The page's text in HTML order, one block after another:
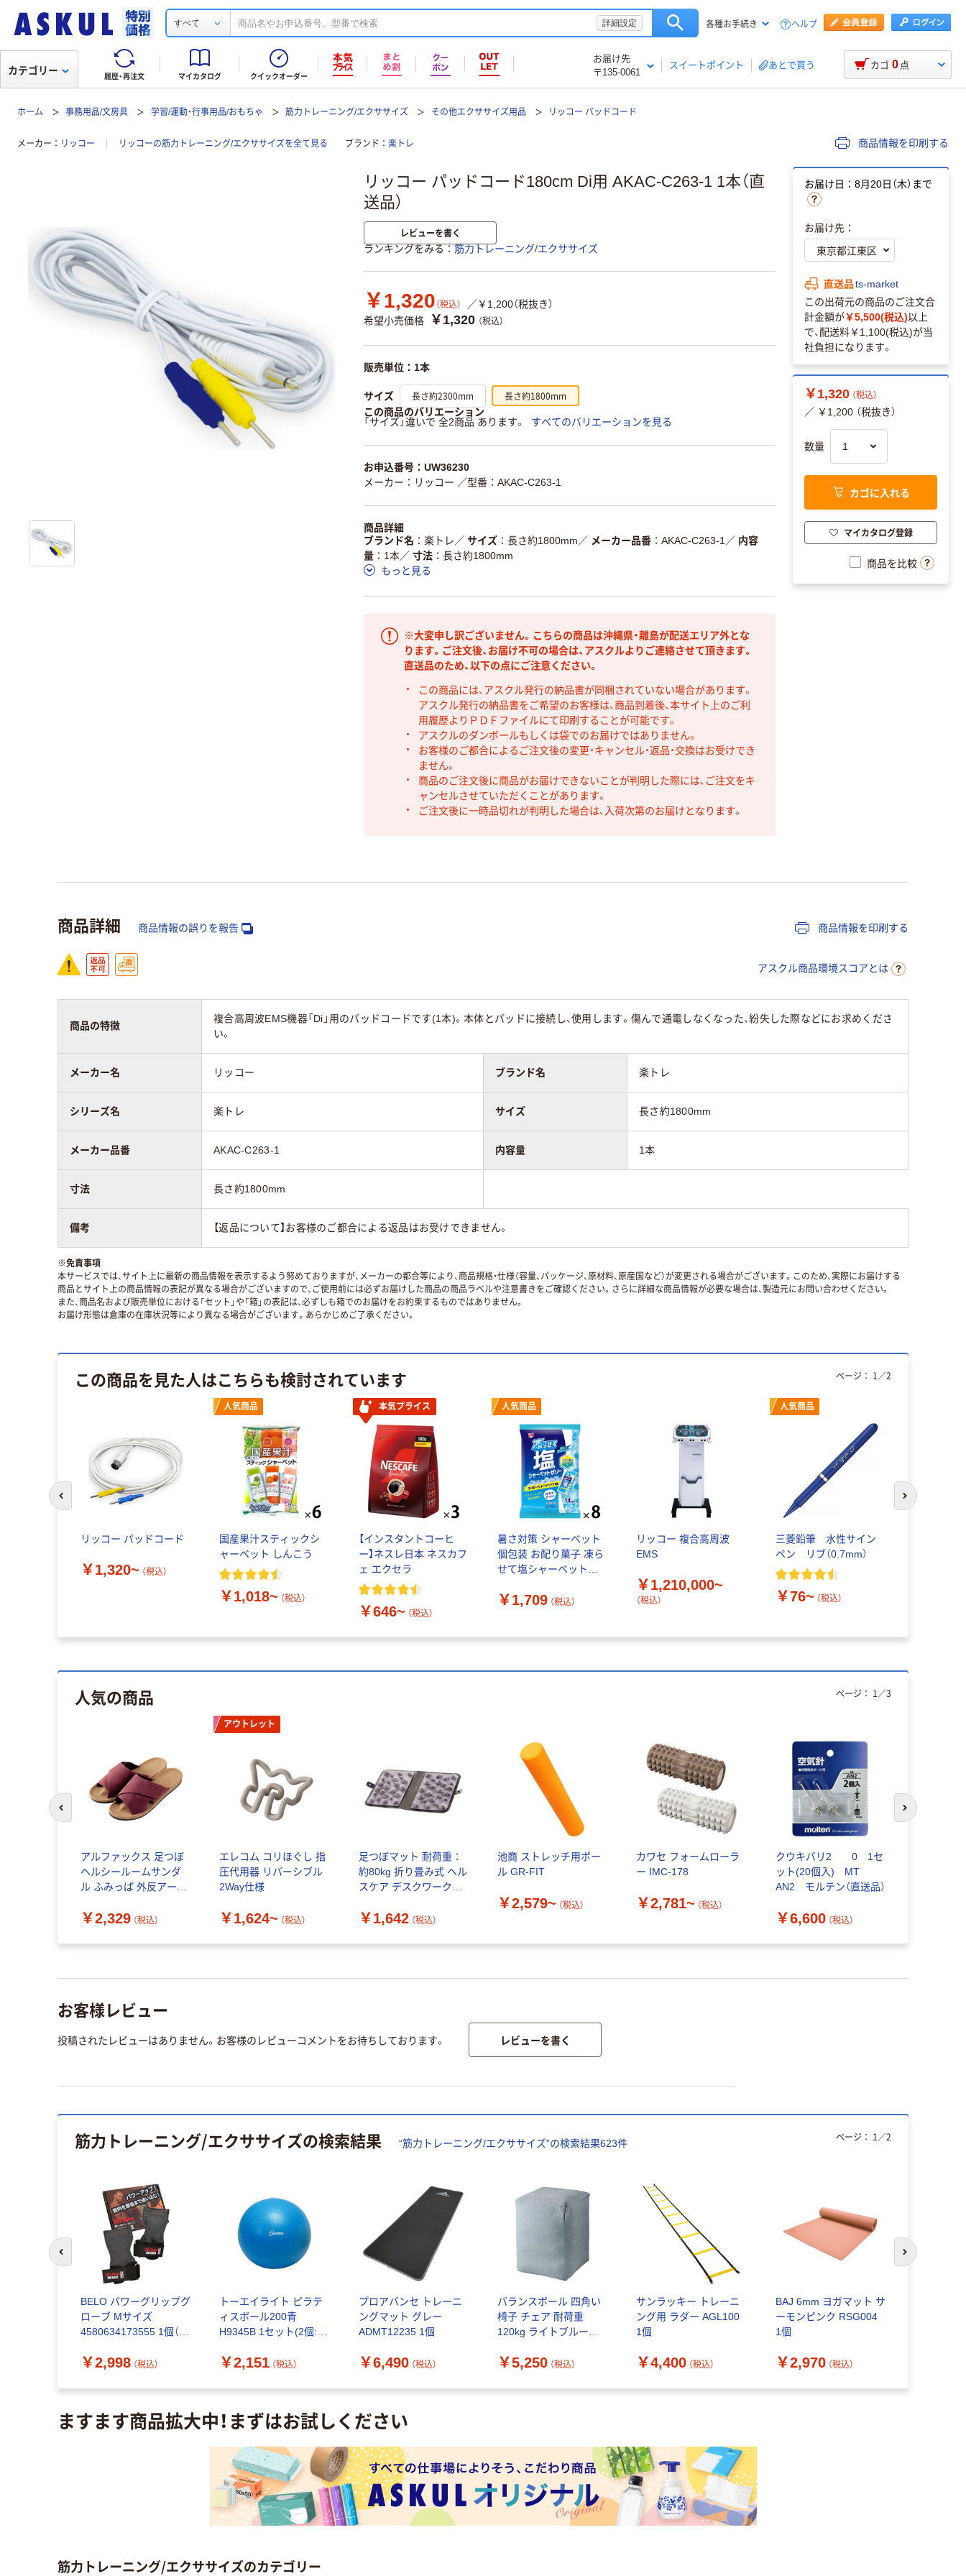
すべて 詳細設定 各種お手続き ヘルプ
履歴・再注文 マイカタログ クイックオーダー
お届け先
〒135-0061
スイートポイント あとで買う
カテゴリー カゴ 0 点
ホーム 事務用品/文房具 学習/運動・行事用品/おもちゃ 筋力トレーニング/エクササイズ その他エクササイズ用品 リッコー パッドコード
メーカー リッコー リッコーの筋力トレーニング/エクササイズを全て見る ブランド 楽トレ 商品情報を印刷する
リッコー パッドコード180cm Di用 AKAC-C263-1 1本（直
送品）
レビューを書く
ランキングをみる 筋力トレーニング/エクササイズ
￥1,320 （税込）
／￥1,200（税抜き）
希望小売価格
￥1,320 （税込）
販売単位：1本
サイズ 長さ約2300mm 長さ約1800mm
この商品のバリエーション
「サイズ」違いで 全2商品 あります。
すべてのバリエーションを見る
お申込番号：UW36230
メーカー：リッコー ／型番：AKAC-C263-1
商品詳細
ブランド名
楽トレ ／ サイズ 長さ約1800mm ／ メーカー品番 AKAC-C263-1 ／ 内容
量
1本／ 寸法
長さ約1800mm
もっと見る
※大変申し訳ございません。こちらの商品は沖縄県・離島が配送エリア外とな
ります。ご注文後、お届け不可の場合は、アスクルよりご連絡させて頂きます。
直送品のため、以下の点にご注意ください。
この商品には、アスクル発行の納品書が同梱されていない場合があります。
アスクル発行の納品書をご希望のお客様は、商品到着後、本サイト上のご利
用履歴よりＰＤＦファイルにて印刷することが可能です。
アスクルのダンボールもしくは袋でのお届けではありません。
お客様のご都合によるご注文後の変更・キャンセル・返品・交換はお受けでき
ません。
商品のご注文後に商品がお届けできないことが判明した際には、ご注文をキ
ャンセルさせていただくことがあります。
ご注文後に一時品切れが判明した場合は、入荷次第のお届けとなります。
お届け日：8月20日（木）まで
お届け先：
直送品ts-market
この出荷元の商品のご注文合
計金額が￥5,500(税込)以上
で、配送料￥1,100(税込)が当
社負担になります。
￥1,320 （税込）
／ ￥1,200 （税抜き）
数量
カゴに入れる
マイカタログ登録
商品を比較
商品詳細 商品情報の誤りを報告 商品情報を印刷する
アスクル商品環境スコアとは
商品の特徴
複合高周波EMS機器「Di」用のパッドコードです(1本)。本体とパッドに接続し、使用します。傷んで通電しなくなった、紛失した際などにお求めくださ
い。
メーカー名 リッコー ブランド名 楽トレ
シリーズ名 楽トレ サイズ 長さ約1800mm
メーカー品番 AKAC-C263-1 内容量 1本
寸法 長さ約1800mm
備考 【返品について】お客様のご都合による返品はお受けできません。
※免責事項
本サービスでは、サイト上に最新の商品情報を表示するよう努めておりますが、メーカーの都合等により、商品規格・仕様（容量、パッケージ、原材料、原産国など）が変更される場合がございます。このため、実際にお届けする
商品とサイト上の商品情報の表記が異なる場合がございますので、ご使用前には必ずお届けした商品の商品ラベルや注意書きをご確認ください。さらに詳細な商品情報が必要な場合は、製造元にお問い合わせください。
また、商品名および販売単位における「セット」や「箱」の表記は、必ずしも箱でのお届けをお約束するものではありません。
お届け形態は倉庫の在庫状況等により異なる場合がございます。あらかじめご了承ください。
この商品を見た人はこちらも検討されています
リッコー パッドコード
￥1,320~ （税込）
人気商品
国産果汁スティックシ
ャーベット しんこう
￥1,018~ （税込）
本気プライス
【インスタントコーヒ
ー】ネスレ日本 ネスカフ
ェ エクセラ
￥646~ （税込）
人気商品
暑さ対策 シャーベット
個包装 お配り菓子 凍ら
せて塩シャーベットゼ
味 14個入 1セット（1袋
￥1,709 （税込）
リッコー 複合高周波
EMS
￥1,210,000~
（税込）
人気商品
三菱鉛筆 水性サイン
ペン リブ（0.7mm）
￥76~ （税込）
ページ： 1 ／2
前のスライドへ 次のスライド
人気の商品
アルファックス 足つぼ
ヘルシールームサンダ
ル ふみっぱ 外反アーチ
1個（直送品）
￥2,329 （税込）
アウトレット
エレコム コリほぐし 指
圧代用器 リバーシブル
2Way仕様
￥1,624~ （税込）
足つぼマット 耐荷重：
約80kg 折り畳み式 ヘル
スケア デスクワーク
ヘルスケア 1個（直送品）
￥1,642 （税込）
池商 ストレッチ用ポー
ル GR-FIT
￥2,579~ （税込）
カワセ フォームローラ
ー IMC-178
￥2,781~ （税込）
クウキバリ2 0 1セ
ット(20個入) MT
AN2 モルテン（直送品）
￥6,600 （税込）
ページ： 1 ／3
前のスライドへ 次のスライド
お客様レビュー
投稿されたレビューはありません。お客様のレビューコメントをお待ちしております。 レビューを書く
筋力トレーニング/エクササイズの検索結果 “筋力トレーニング/エクササイズ”の検索結果623件
BELO パワーグリップグ
ローブ Mサイズ
4580634173555 1個（直
￥2,998 （税込）
トーエイライト ピラテ
ィスボール200青
H9345B 1セット(2個:1
￥2,151 （税込）
プロアバンセ トレーニ
ングマット グレー
ADMT12235 1個
￥6,490 （税込）
バランスボール 四角い
椅子 チェア 耐荷重
120kg ライトブルー
レコムヘルスケア 1個
￥5,250 （税込）
サンラッキー トレーニ
ング用 ラダー AGL100
1個
￥4,400 （税込）
BAJ 6mm ヨガマット サ
ーモンピンク RSG004
1個
￥2,970 （税込）
ページ： 1 ／2
前のスライドへ 次のスライド
ますます商品拡大中！まずはお試しください
筋力トレーニング/エクササイズのカテゴリー